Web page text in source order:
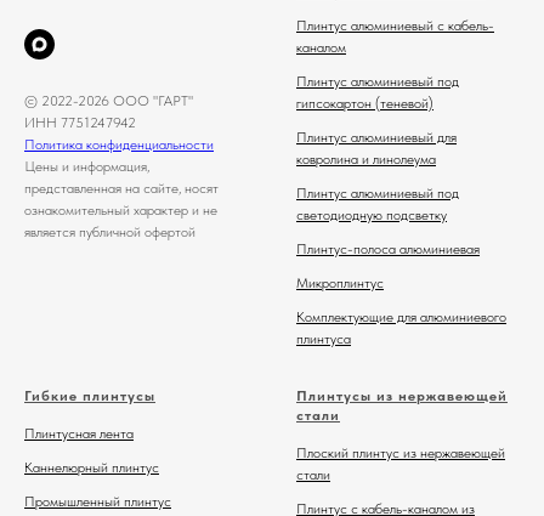
© 2022-2026 ООО "ГАРТ"
ИНН 7751247942
Политика конфиденциальности
Цены и информация,
представленная на сайте, носят
ознакомительный характер и не
является публичной офертой
Плинтус алюминиевый с кабель-
каналом
Плинтус алюминиевый под
гипсокартон (теневой)
Плинтус алюминиевый для
ковролина и линолеума
Плинтус алюминиевый под
светодиодную подсветку
Плинтус-полоса алюминиевая
Микроплинтус
Комплектующие для алюминиевого
плинтуса
Гибкие плинтусы
Плинтусная лента
Каннелюрный плинтус
Промышленный плинтус
Плинтусы из нержавеющей
стали
Плоский плинтус из нержавеющей
стали
Плинтус с кабель-каналом из